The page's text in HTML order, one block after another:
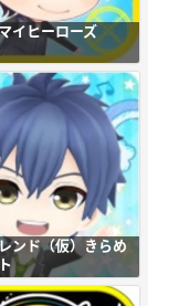
イヒーローズ
ンド（仮）きらめ